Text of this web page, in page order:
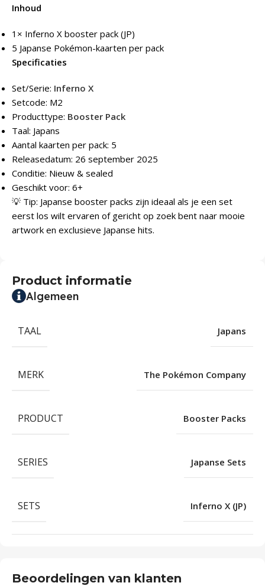
Inhoud
1× Inferno X booster pack (JP)
5 Japanse Pokémon-kaarten per pack
Specificaties
Set/Serie: Inferno X
Setcode: M2
Producttype: Booster Pack
Taal: Japans
Aantal kaarten per pack: 5
Releasedatum: 26 september 2025
Conditie: Nieuw & sealed
Geschikt voor: 6+
💡 Tip: Japanse booster packs zijn ideaal als je een set
eerst los wilt ervaren of gericht op zoek bent naar mooie
artwork en exclusieve Japanse hits.
Product informatie
Algemeen
TAAL Japans
MERK The Pokémon Company
PRODUCT Booster Packs
SERIES Japanse Sets
SETS Inferno X (JP)
Beoordelingen van klanten